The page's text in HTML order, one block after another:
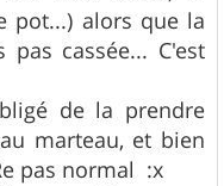
pot...) alors que la
cassée... C'est
de la prendre
marteau, et bien
pas normal :x